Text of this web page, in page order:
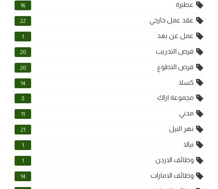
عطبرة 16
عقد عمل خارجي 22
عمل عن بعد 1
فرص التدريب 20
فرص التطوع 20
كسلا 14
مجموعة اراك 8
مدني 11
نهر النيل 21
نيالا 1
وظائف الاردن 1
وظائف الامارات 14